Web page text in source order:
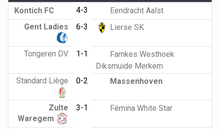
Kontich FC
4-3
Eendracht Aalst
Gent Ladies
6-3 Lierse SK
Tongeren DV 1-1
Famkes Westhoek
Diksmuide Merkem
Standard Liège
0-2 Massenhoven
Zulte
Waregem
3-1 Fémina White Star